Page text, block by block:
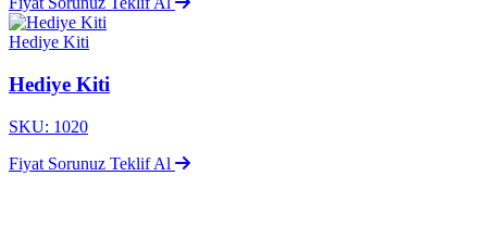
Hediye Kiti
Hediye Kiti
SKU: 1020
Fiyat Sorunuz Teklif Al